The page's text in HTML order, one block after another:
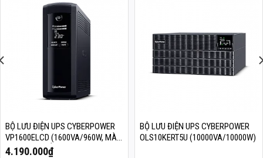
BỘ LƯU ĐIỆN UPS CYBERPOWER
VP1600ELCD (1600VA/960W, MÀN
HÌNH LCD HIỂN THỊ THÔNG TIN)
4.190.000₫
BỘ LƯU ĐIỆN UPS CYBERPOWER
OLS10KERT5U (10000VA/10000W)